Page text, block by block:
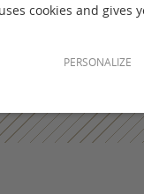
cookies and gives
PERSONALIZE